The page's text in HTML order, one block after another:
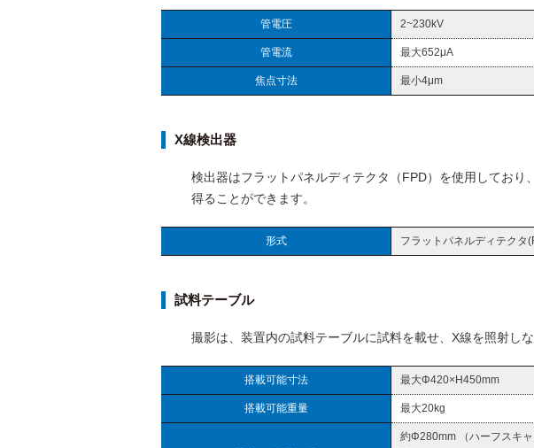
管電圧 2~230kV
管電流 最大652μA
焦点寸法 最小4μm
X線検出器
検出器はフラットパネルディテクタ（FPD）を使用してお
得ることができます。
形式 フラットパネルディテクタ
試料テーブル
撮影は、装置内の試料テーブルに試料を載せ、X線を照射し
搭載可能寸法 最大Φ420×H450mm
搭載可能重量 最大20kg
約Φ280mm （ハーフスキャ